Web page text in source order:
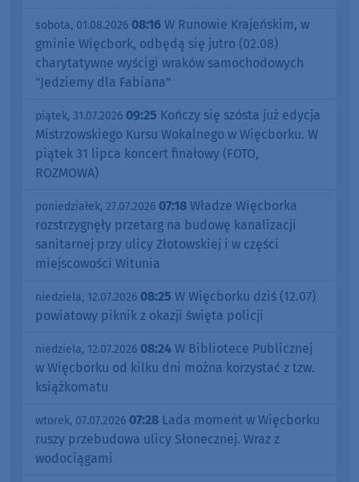
sobota, 01.08.2026 08:16 W Runowie Krajeńskim, w
gminie Więcbork, odbędą się jutro (02.08)
charytatywne wyścigi wraków samochodowych
"Jedziemy dla Fabiana"
piątek, 31.07.2026 09:25 Kończy się szósta już edycja
Mistrzowskiego Kursu Wokalnego w Więcborku. W
piątek 31 lipca koncert finałowy (FOTO,
ROZMOWA)
poniedziałek, 27.07.2026 07:18 Władze Więcborka
rozstrzygnęły przetarg na budowę kanalizacji
sanitarnej przy ulicy Złotowskiej i w części
miejscowości Witunia
niedziela, 12.07.2026 08:25 W Więcborku dziś (12.07)
powiatowy piknik z okazji święta policji
niedziela, 12.07.2026 08:24 W Bibliotece Publicznej
w Więcborku od kilku dni można korzystać z tzw.
książkomatu
wtorek, 07.07.2026 07:28 Lada moment w Więcborku
ruszy przebudowa ulicy Słonecznej. Wraz z
wodociągami